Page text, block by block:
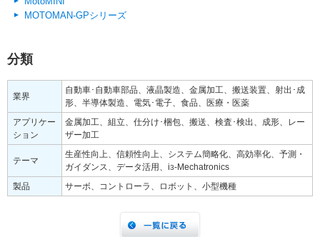
MOTOMAN-GPシリーズ
分類
業界
自動車･自動車部品、液晶製造、金属加工、搬送装置、射出･成
形、半導体製造、電気･電子、食品、医療・医薬
アプリケー
ション
金属加工、組立、仕分け･梱包、搬送、検査･検出、成形、レー
ザー加工
テーマ
生産性向上、信頼性向上、システム簡略化、高効率化、予測・
ガイダンス、データ活用、i3-Mechatronics
製品
サーボ、コントローラ、ロボット、小型機種